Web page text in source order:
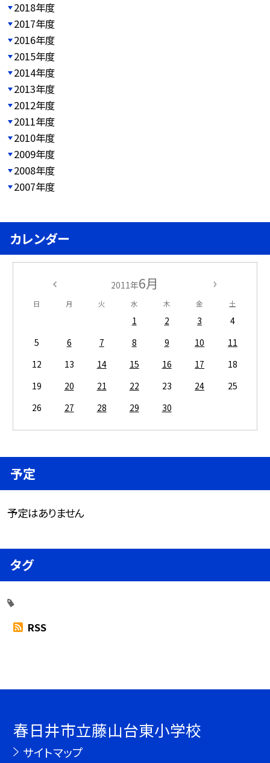
2018年度
2017年度
2016年度
2015年度
2014年度
2013年度
2012年度
2011年度
2010年度
2009年度
2008年度
2007年度
カレンダー
2011年6月
日 月 火 水 木 金 土
1 2 3
4
5
6 7 8 9 10
11
12
13 14 15 16 17
18
19
20 21 22 23 24
25
26
27 28 29 30
予定
予定はありません
タグ
RSS
春日井市立藤山台東小学校
サイトマップ